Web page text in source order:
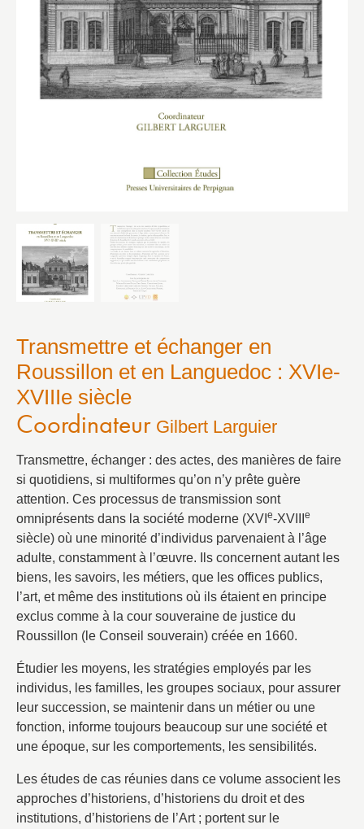
Transmettre et échanger en
Roussillon et en Languedoc : XVIe-
XVIIIe siècle
Coordinateur Gilbert Larguier
Transmettre, échanger : des actes, des manières de faire
si quotidiens, si multiformes qu’on n’y prête guère
attention. Ces processus de transmission sont
omniprésents dans la société moderne (XVI e-XVIII e
siècle) où une minorité d’individus parvenaient à l’âge
adulte, constamment à l’œuvre. Ils concernent autant les
biens, les savoirs, les métiers, que les offices publics,
l’art, et même des institutions où ils étaient en principe
exclus comme à la cour souveraine de justice du
Roussillon (le Conseil souverain) créée en 1660.
Étudier les moyens, les stratégies employés par les
individus, les familles, les groupes sociaux, pour assurer
leur succession, se maintenir dans un métier ou une
fonction, informe toujours beaucoup sur une société et
une époque, sur les comportements, les sensibilités.
Les études de cas réunies dans ce volume associent les
approches d’historiens, d’historiens du droit et des
institutions, d’historiens de l’Art ; portent sur le